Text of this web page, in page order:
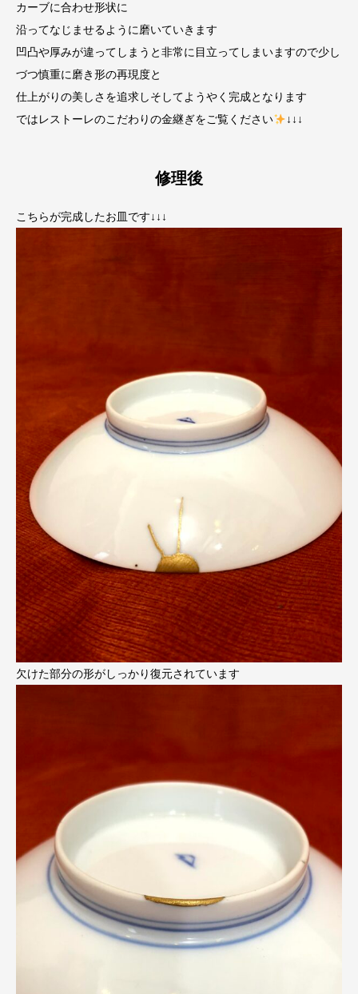
カーブに合わせ形状に
沿ってなじませるように磨いていきます
凹凸や厚みが違ってしまうと非常に目立ってしまいますので少し
づつ慎重に磨き形の再現度と
仕上がりの美しさを追求しそしてようやく完成となります
ではレストーレのこだわりの金継ぎをご覧ください
↓↓↓
修理後
こちらが完成したお皿です↓↓↓
欠けた部分の形がしっかり復元されています